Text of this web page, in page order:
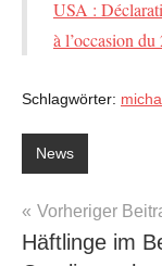
USA :
à l’occasion
Schlagwörter:
News
Vorheriger
Häftlinge im